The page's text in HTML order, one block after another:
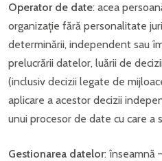
Operator de date: acea
organizație fără personalitate
determinării, independent sau
prelucrării datelor, luării de
(inclusiv decizii legate de
aplicare a acestor decizii
unui procesor de date cu care a
Gestionarea datelor: înseamnă